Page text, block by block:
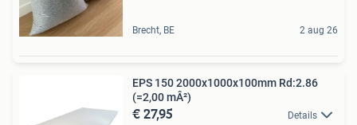
Brecht, BE 2 aug 26
EPS 150 2000x1000x100mm Rd:2.86
(=2,00 mÂ²)
€ 27,95 Details